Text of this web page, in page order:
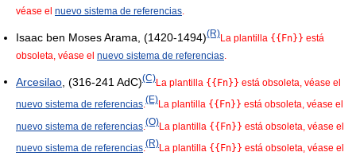
véase el nuevo sistema de referencias.
Isaac ben Moses Arama, (1420-1494)(R)La plantilla {{Fn}} está
obsoleta, véase el nuevo sistema de referencias
Arcesilao , (316-241 AdC)(C)La plantilla {{Fn}} está obsoleta, véase el
nuevo sistema de referencias.(E)La plantilla {{Fn}} está obsoleta, véase el
nuevo sistema de referencias (O)La plantilla {{Fn}} está obsoleta, véase el
nuevo sistema de referencias.(R)La plantilla {{Fn}} está obsoleta, véase el